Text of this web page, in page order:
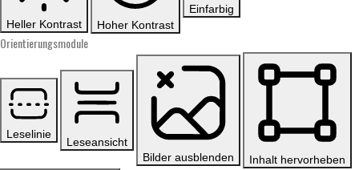
Heller Kontrast Hoher Kontrast
Einfarbig
Orientierungsmodule
Leselinie
Leseansicht
Bilder ausblenden
Inhalt hervorheben